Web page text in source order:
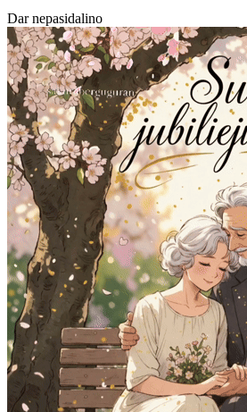
Dar nepasidalino